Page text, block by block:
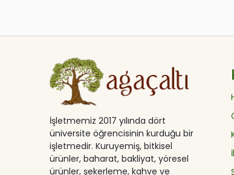
İşletmemiz 2017 yılında dört
üniversite öğrencisinin kurduğu bir
işletmedir. Kuruyemiş, bitkisel
ürünler, baharat, bakliyat, yöresel
ürünler, şekerleme, kahve ve